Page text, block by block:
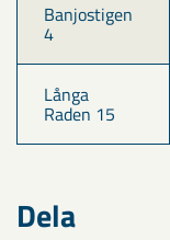
Banjostigen
4
Långa
Raden 15
Dela